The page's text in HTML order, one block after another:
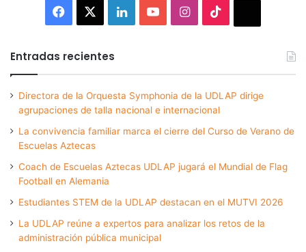
Facebook LinkedInYouTubeInstagram
Entradas recientes
Directora de la Orquesta Symphonia de la UDLAP dirige
agrupaciones de talla nacional e internacional
La convivencia familiar marca el cierre del Curso de Verano de
Escuelas Aztecas
Coach de Escuelas Aztecas UDLAP jugará el Mundial de Flag
Football en Alemania
Estudiantes STEM de la UDLAP destacan en el MUTVI 2026
La UDLAP reúne a expertos para analizar los retos de la
administración pública municipal